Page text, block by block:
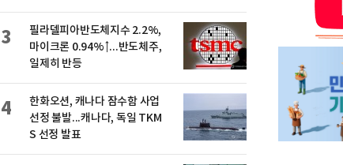
필라델피아반도체지수 2.2%,
마이크론 0.94%↑...반도체주,
일제히 반등
3
한화오션, 캐나다 잠수함 사업
선정 불발...캐나다, 독일 TKM
S 선정 발표
4